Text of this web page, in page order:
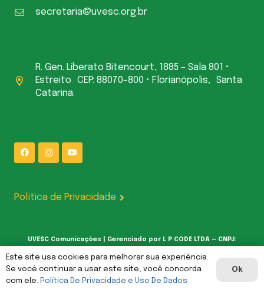
secretaria@uvesc.org.br
R. Gen. Liberato Bitencourt, 1885 – Sala 801 •
Estreito CEP: 88070-800 • Florianópolis, Santa
Catarina.
Política de Privacidade
UVESC Comunicações | Gerenciado por L P CODE LTDA — CNPJ:
62.387.377/0001-00
Este site usa cookies para melhorar sua experiência.
Se você continuar a usar este site, você concorda
com ele. Política De Privacidade e Uso De Dados
Ok